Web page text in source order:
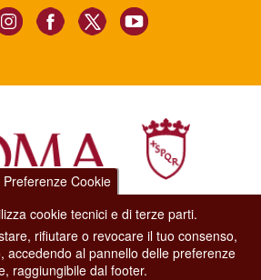
Eventi, Sport, Turismo e Moda.
51
Preferenze Cookie
cookie tecnici e di terze parti.
rifiutare o revocare il tuo consenso,
accedendo al pannello delle preferenze
raggiungibile dal footer.